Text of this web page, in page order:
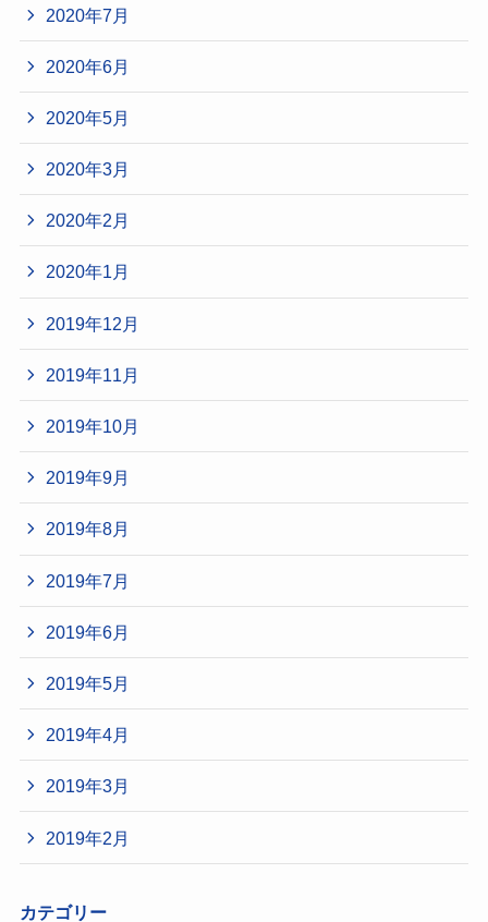
2020年7月
2020年6月
2020年5月
2020年3月
2020年2月
2020年1月
2019年12月
2019年11月
2019年10月
2019年9月
2019年8月
2019年7月
2019年6月
2019年5月
2019年4月
2019年3月
2019年2月
カテゴリー